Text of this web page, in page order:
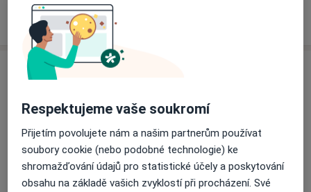
Adresa
Oblastní nemocnice Mladá Boleslav, a.s.,
V. Klementa 147,
Přiblížit mapuse otevře v nové záložce
Respektujeme vaše soukromí
Přijetím povolujete nám a našim partnerům používat
soubory cookie (nebo podobné technologie) ke
shromažďování údajů pro statistické účely a poskytování
obsahu na základě vašich zvyklostí při procházení. Své